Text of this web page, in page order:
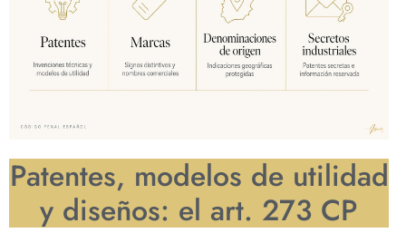
Patentes, modelos de utilidad
y diseños: el art. 273 CP